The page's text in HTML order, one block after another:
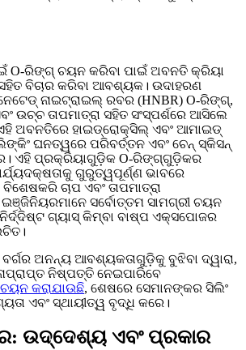
O-ରିଙ୍ଗ୍ ଚୟନ କରିବା ପାଇଁ ଅବନତି କ୍ରିୟା
ସହିତ ବିଚାର କରିବା ଆବଶ୍ୟକ। ଉଦାହରଣ
ନାଇଟ୍ରାଇଲ୍ ରବର (HNBR) O-ରିଙ୍ଗ୍,
ଉଚ୍ଚ ତାପମାତ୍ରା ସହିତ ସଂସ୍ପର୍ଶରେ ଆସିଲେ
ଅବନତିରେ ହାଇଡ୍ରୋକ୍ସିଲ୍ ଏବଂ ଆମାଇଡ୍
ଘନତ୍ୱରେ ପରିବର୍ତ୍ତନ ଏବଂ ଚେନ୍ ସ୍କିସନ୍
ଏହି ପ୍ରକ୍ରିୟାଗୁଡ଼ିକ O-ରିଙ୍ଗ୍ଗୁଡ଼ିକର
ଗୁରୁତ୍ୱପୂର୍ଣ୍ଣ ଭାବରେ
ଚାପ ଏବଂ ତାପମାତ୍ରା
ସର୍ବୋତ୍ତମ ସାମଗ୍ରୀ ଚୟନ
ଗ୍ୟାସ୍ କିମ୍ବା ବାଷ୍ପ ଏକ୍ସପୋଜର
ଅନନ୍ୟ ଆବଶ୍ୟକତାଗୁଡ଼ିକୁ ବୁଝିବା ଦ୍ୱାରା,
ନିଷ୍ପତ୍ତି ନେଇପାରିବେ
କରାଯାଉଛି, ଶେଷରେ ସେମାନଙ୍କର ସିଲିଂ
ଏବଂ ସ୍ଥାୟୀତ୍ୱ ବୃଦ୍ଧି କରେ।
ଉଦ୍ଦେଶ୍ୟ ଏବଂ ପ୍ରକାର